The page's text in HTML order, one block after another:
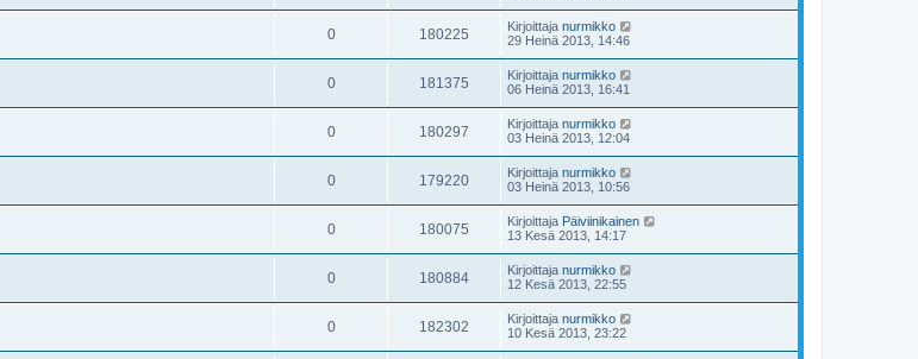
0 180225 Kirjoittaja nurmikko
29 Heinä 2013, 14:46
0 181375 Kirjoittaja nurmikko
06 Heinä 2013, 16:41
0 180297 Kirjoittaja nurmikko
03 Heinä 2013, 12:04
0 179220 Kirjoittaja nurmikko
03 Heinä 2013, 10:56
0 180075 Kirjoittaja Päiviinikainen
13 Kesä 2013, 14:17
0 180884 Kirjoittaja nurmikko
12 Kesä 2013, 22:55
0 182302 Kirjoittaja nurmikko
10 Kesä 2013, 23:22